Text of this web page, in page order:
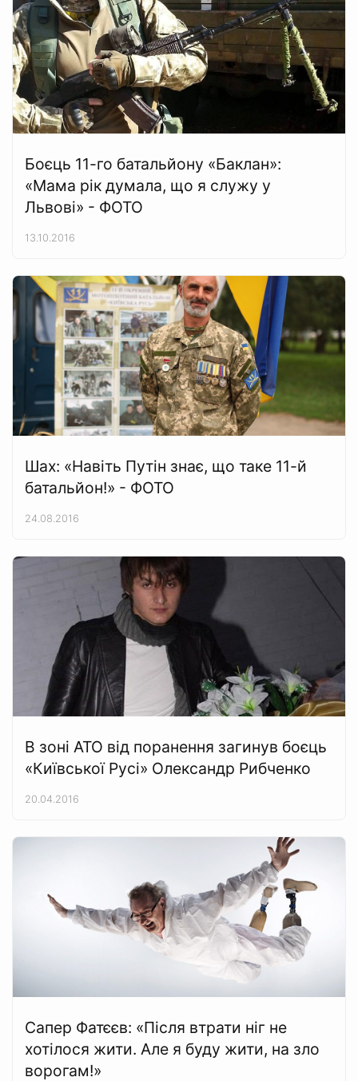
Боєць 11-го батальйону «Баклан»:
«Мама рік думала, що я служу у
Львові» - ФОТО
13.10.2016
Шах: «Навіть Путін знає, що таке 11-й
батальйон!» - ФОТО
24.08.2016
В зоні АТО від поранення загинув боєць
«Київської Русі» Олександр Рибченко
20.04.2016
Сапер Фатєєв: «Після втрати ніг не
хотілося жити. Але я буду жити, на зло
ворогам!»